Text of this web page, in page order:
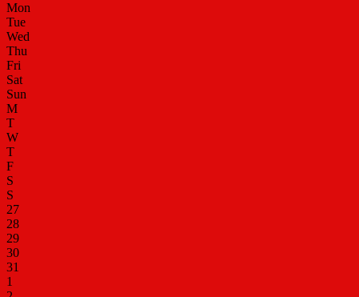
Mon
Tue
Wed
Thu
Fri
Sat
Sun
M
T
W
T
F
S
S
27
28
29
30
31
1